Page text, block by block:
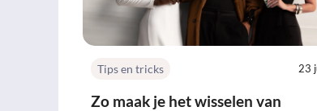
Tips en tricks 23
Zo maak je het wisselen van